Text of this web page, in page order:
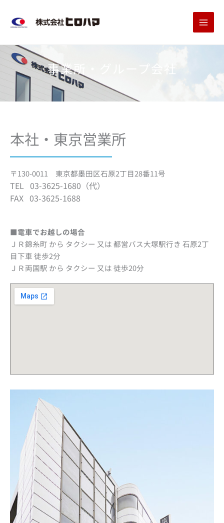
事業所・グループ会社
本社・東京営業所
〒130-0011 東京都墨田区石原2丁目28番11号
TEL 03-3625-1680（代）
​FAX 03-3625-1688
■電車でお越しの場合
ＪＲ錦糸町 から タクシー 又は 都営バス大塚駅行き 石原2丁
目下車 徒歩2分
ＪＲ両国駅 から タクシー 又は 徒歩20分